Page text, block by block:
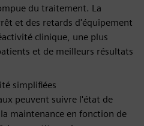
du traitement. La
et des retards d'équipement
clinique, une plus
et de meilleurs résultats
simplifiées
peuvent suivre l'état de
maintenance en fonction de